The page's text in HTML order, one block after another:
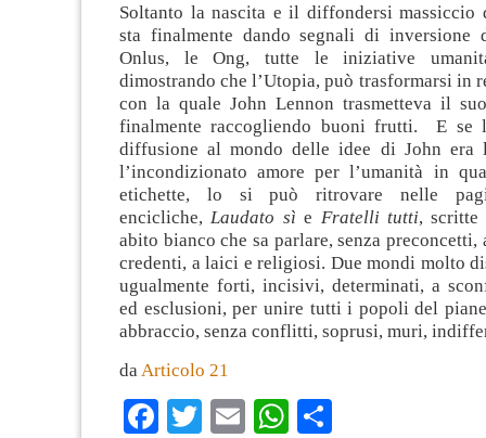
Soltanto la nascita e il diffondersi massiccio
sta finalmente dando segnali di inversione
Onlus, le Ong, tutte le iniziative
dimostrando che l’Utopia, può trasformarsi in
con la quale John Lennon trasmetteva il
finalmente raccogliendo buoni frutti. E se
diffusione al mondo delle idee di John era
l’incondizionato amore per l’umanità in
etichette, lo si può ritrovare nelle
encicliche,Laudato sì e Fratelli tutti, scritte
abito bianco che sa parlare, senza preconcetti,
credenti, a laici e religiosi. Due mondi molto
ugualmente forti, incisivi, determinati, a
ed esclusioni, per unire tutti i popoli del
abbraccio, senza conflitti, soprusi, muri,
daArticolo 21
Facebook
TwitterEmailWhatsApp